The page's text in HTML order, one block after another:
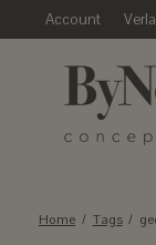
Account
Home / Tags /